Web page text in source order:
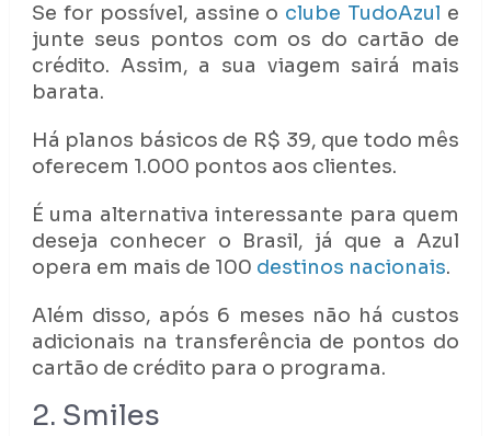
Se for possível, assine o clube TudoAzul e
junte seus pontos com os do cartão de
crédito. Assim, a sua viagem sairá mais
barata.
Há planos básicos de R$ 39, que todo mês
oferecem 1.000 pontos aos clientes.
É uma alternativa interessante para quem
deseja conhecer o Brasil, já que a Azul
opera em mais de 100 destinos nacionais.
Além disso, após 6 meses não há custos
adicionais na transferência de pontos do
cartão de crédito para o programa.
2. Smiles